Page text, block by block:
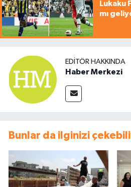
Lukaku
mı
EDITÖR HAKKINDA
Haber Merkezi
Bunlar da ilginizi